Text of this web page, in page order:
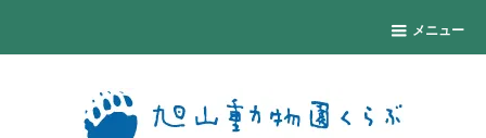
メニュー